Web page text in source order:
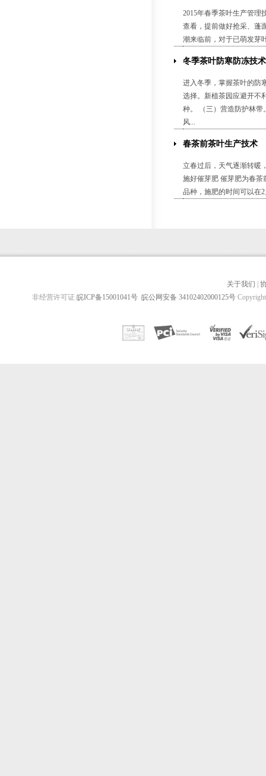
2015年春季茶叶生产
查看，提前做好抢采、
潮来临前，对于已萌发芽
冬季茶叶防寒防冻技
进入冬季，掌握茶叶的防
选择。新植茶园应避开不
种。 （三）营造防护林
风...
春茶前茶叶生产技术
立春过后，天气逐渐转暖
施好催芽肥 催芽肥为春
品种，施肥的时间可以在
关于我们
非经营许可证 皖ICP备15001041号 皖公网安备 34102402000125号